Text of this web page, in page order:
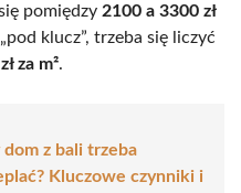
pomiędzy 2100 a 3300 zł
klucz”, trzeba się liczyć
za m².
dom z bali trzeba
Kluczowe czynniki i